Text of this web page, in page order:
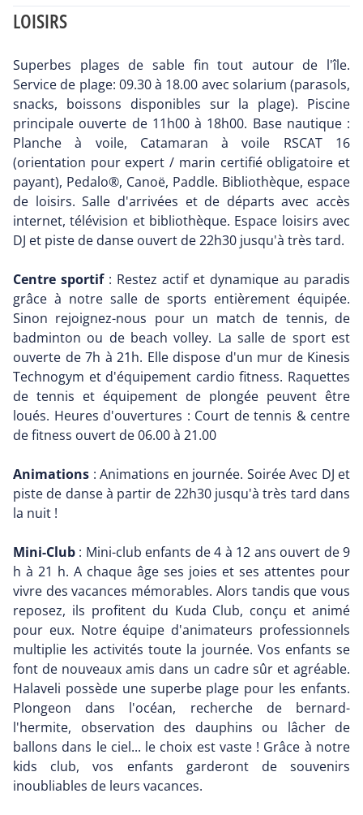
LOISIRS
Superbes plages de sable fin tout autour de l'île.
Service de plage: 09.30 à 18.00 avec solarium (parasols,
snacks, boissons disponibles sur la plage). Piscine
principale ouverte de 11h00 à 18h00. Base nautique :
Planche à voile, Catamaran à voile RSCAT 16
(orientation pour expert / marin certifié obligatoire et
payant), Pedalo®, Canoë, Paddle. Bibliothèque, espace
de loisirs. Salle d'arrivées et de départs avec accès
internet, télévision et bibliothèque. Espace loisirs avec
DJ et piste de danse ouvert de 22h30 jusqu'à très tard.
Centre sportif: Restez actif et dynamique au paradis
grâce à notre salle de sports entièrement équipée.
Sinon rejoignez-nous pour un match de tennis, de
badminton ou de beach volley. La salle de sport est
ouverte de 7h à 21h. Elle dispose d'un mur de Kinesis
Technogym et d'équipement cardio fitness. Raquettes
de tennis et équipement de plongée peuvent être
loués. Heures d'ouvertures : Court de tennis & centre
de fitness ouvert de 06.00 à 21.00
Animations : Animations en journée. Soirée Avec DJ et
piste de danse à partir de 22h30 jusqu'à très tard dans
la nuit !
Mini-Club : Mini-club enfants de 4 à 12 ans ouvert de 9
h à 21 h. A chaque âge ses joies et ses attentes pour
vivre des vacances mémorables. Alors tandis que vous
reposez, ils profitent du Kuda Club, conçu et animé
pour eux. Notre équipe d'animateurs professionnels
multiplie les activités toute la journée. Vos enfants se
font de nouveaux amis dans un cadre sûr et agréable.
Halaveli possède une superbe plage pour les enfants.
Plongeon dans l'océan, recherche de bernard-
l'hermite, observation des dauphins ou lâcher de
ballons dans le ciel... le choix est vaste ! Grâce à notre
kids club, vos enfants garderont de souvenirs
inoubliables de leurs vacances.